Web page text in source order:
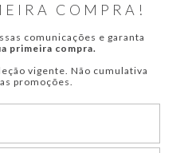
COMPRA!
comunicações e garanta
primeira compra.
vigente. Não cumulativa
promoções.